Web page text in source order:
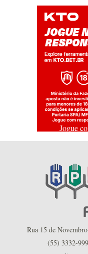
Jogue
Rua 15 de
(55) 3332-